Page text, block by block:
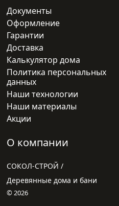
Документы
Оформление
Гарантии
Доставка
Калькулятор дома
Политика персональных
данных
Наши технологии
Наши материалы
Акции
О компании
СОКОЛ-СТРОЙ /
Деревянные дома и бани
© 2026